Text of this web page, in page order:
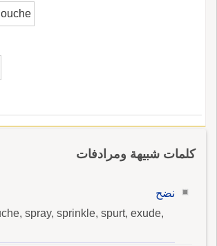
كلمات شبيهة ومرادفات
نضح
spray, sprinkle, spurt, exude,